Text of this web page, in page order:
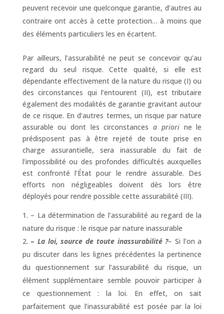
peuvent recevoir une quelconque garantie, d’autres au
contraire ont accès à cette protection… à moins que
des éléments particuliers les en écartent.
Par ailleurs, l’assurabilité ne peut se concevoir qu’au
regard du seul risque. Cette qualité, si elle est
dépendante effectivement de la nature du risque (I) ou
des circonstances qui l’entourent (II), est tributaire
également des modalités de garantie gravitant autour
de ce risque. En d’autres termes, un risque par nature
assurable ou dont les circonstancesa priorine le
prédisposent pas à être rejeté de toute prise en
charge assurantielle, sera inassurable du fait de
l’impossibilité ou des profondes difficultés auxquelles
est confronté l’État pour le rendre assurable. Des
efforts non négligeables doivent dès lors être
déployés pour rendre possible cette assurabilité (III).
– La détermination de l’assurabilité au regard de la
nature du risque : le risque par nature inassurable
–La loi, source de toute inassurabilité ?– Si l’on a
pu discuter dans les lignes précédentes la pertinence
du questionnement sur l’assurabilité du risque, un
élément supplémentaire semble pouvoir participer à
ce questionnement : la loi. En effet, on sait
parfaitement que l’inassurabilité est posée par la loi